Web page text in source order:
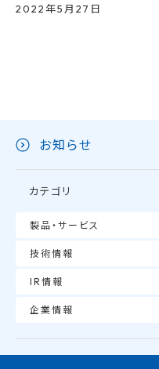
2022年5月27日
お知らせ
カテゴリ
製品・サービス
技術情報
IR情報
企業情報